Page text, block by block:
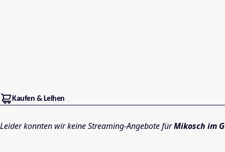
Kaufen & Leihen
Leider konnten wir keine Streaming-Angebote fürMikosch im